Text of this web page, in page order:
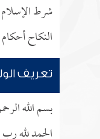
شرط الإسلام
النكاح
تعريف
بسم الله